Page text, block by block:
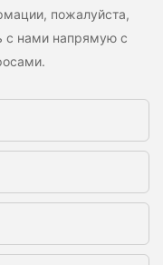
пожалуйста,
с нами напрямую с